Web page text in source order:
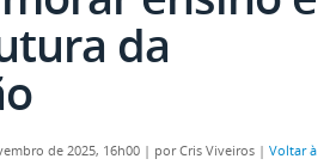
da
de 2025, 16h00 | por Cris Viveiros | Voltar à